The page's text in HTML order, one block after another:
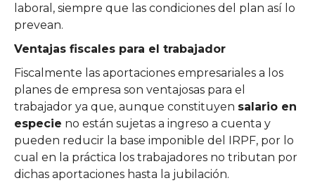
laboral, siempre que las condiciones del plan así lo
prevean.
Ventajas fiscales para el trabajador
Fiscalmente las aportaciones empresariales a los
planes de empresa son ventajosas para el
trabajador ya que, aunque constituyen salario en
especie no están sujetas a ingreso a cuenta y
pueden reducir la base imponible del IRPF, por lo
cual en la práctica los trabajadores no tributan por
dichas aportaciones hasta la jubilación.